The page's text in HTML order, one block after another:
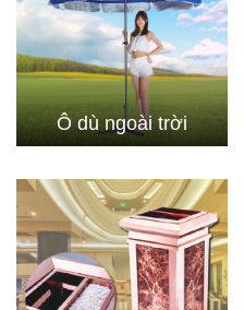
Ô dù ngoài trời